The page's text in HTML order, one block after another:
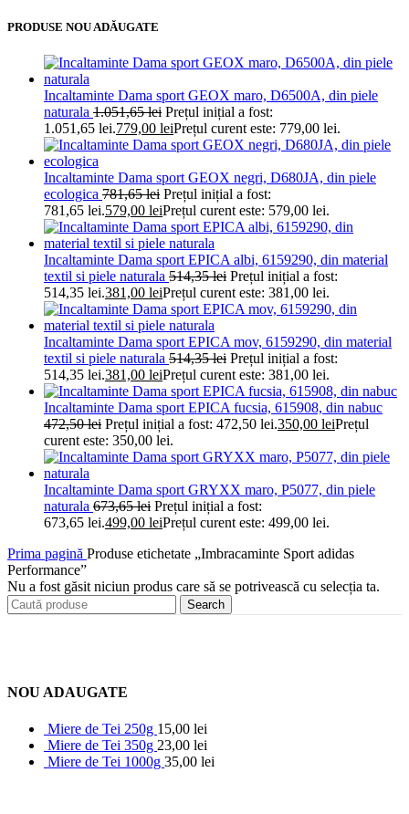
PRODUSE NOU ADĂUGATE
Incaltaminte Dama sport GEOX maro, D6500A, din piele
naturala 1.051,65lei Prețul inițial a fost:
1.051,65 lei.779,00 leiPrețul curent este: 779,00 lei.
Incaltaminte Dama sport GEOX negri, D680JA, din piele
ecologica 781,65lei Prețul inițial a fost:
781,65 lei.579,00 leiPrețul curent este: 579,00 lei.
Incaltaminte Dama sport EPICA albi, 6159290, din material
textil si piele naturala 514,35lei Prețul inițial a fost:
514,35 lei.381,00 leiPrețul curent este: 381,00 lei.
Incaltaminte Dama sport EPICA mov, 6159290, din material
textil si piele naturala 514,35lei Prețul inițial a fost:
514,35 lei.381,00 leiPrețul curent este: 381,00 lei.
Incaltaminte Dama sport EPICA fucsia, 615908, din nabuc
472,50lei Prețul inițial a fost: 472,50 lei.350,00 leiPrețul
curent este: 350,00 lei.
Incaltaminte Dama sport GRYXX maro, P5077, din piele
naturala 673,65lei Prețul inițial a fost:
673,65 lei.499,00 leiPrețul curent este: 499,00 lei.
Prima pagină Produse etichetate „Imbracaminte Sport adidas
Performance”
Nu a fost găsit niciun produs care să se potrivească cu selecția ta.
Search
NOU ADAUGATE
Miere de Tei 250g 15,00 lei
Miere de Tei 350g 23,00 lei
Miere de Tei 1000g 35,00 lei